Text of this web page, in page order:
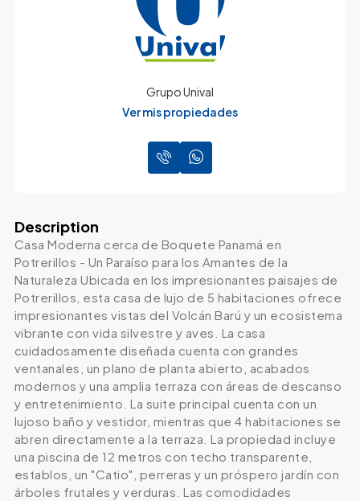
Grupo Unival
Ver mis propiedades
Description
Casa Moderna cerca de Boquete Panamá en
Potrerillos - Un Paraíso para los Amantes de la
Naturaleza Ubicada en los impresionantes paisajes de
Potrerillos, esta casa de lujo de 5 habitaciones ofrece
impresionantes vistas del Volcán Barú y un ecosistema
vibrante con vida silvestre y aves. La casa
cuidadosamente diseñada cuenta con grandes
ventanales, un plano de planta abierto, acabados
modernos y una amplia terraza con áreas de descanso
y entretenimiento. La suite principal cuenta con un
lujoso baño y vestidor, mientras que 4 habitaciones se
abren directamente a la terraza. La propiedad incluye
una piscina de 12 metros con techo transparente,
establos, un "Catio", perreras y un próspero jardín con
árboles frutales y verduras. Las comodidades